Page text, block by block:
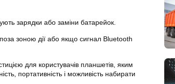
зарядки або заміни батарейок.
зоною дії або якщо сигнал Bluetooth
для користувачів планшетів, яким
портативність і можливість набирати